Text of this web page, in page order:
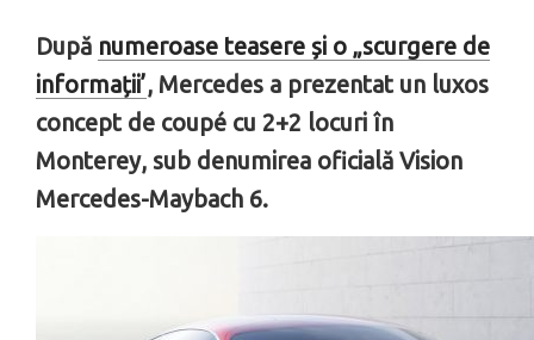
După numeroase teasere și o „scurgere de
informații’, Mercedes a prezentat un luxos
concept de coupé cu 2+2 locuri în
Monterey, sub denumirea oficială Vision
Mercedes-Maybach 6.